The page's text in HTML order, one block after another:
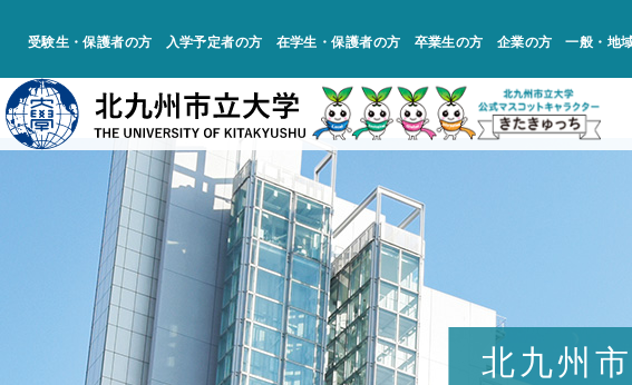
受験生・保護者の方 入学予定者の方 在学生・保護者の方 卒業生の方 企業の方 一般・地
北九州